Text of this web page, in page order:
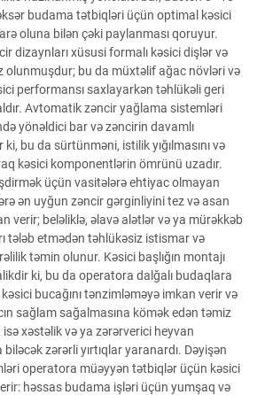
budama tətbiqləri üçün optimal kəsici
oluna bilən çəki paylanması qoruyur.
dizaynları xüsusi formalı kəsici dişlər və
olunmuşdur; bu da müxtəlif ağac növləri və
performansı saxlayarkən təhlükəli geri
Avtomatik zəncir yağlama sistemləri
yönəldici bar və zəncirin davamlı
bu da sürtünməni, istilik yığılmasını və
kəsici komponentlərin ömrünü uzadır.
üçün vasitələrə ehtiyac olmayan
ən uyğun zəncir gərginliyini tez və asan
verir; beləliklə, əlavə alətlər və ya mürəkkəb
tələb etmədən təhlükəsiz istismar və
təmin olunur. Kəsici başlığın montajı
ki, bu da operatora dalğalı budaqlara
bucağını tənzimləməyə imkan verir və
sağlam sağalmasına kömək edən təmiz
isə xəstəlik və ya zərərverici heyvan
zərərli yırtıqlar yaranardı. Dəyişən
operatora müəyyən tətbiqlər üçün kəsici
həssas budama işləri üçün yumşaq və